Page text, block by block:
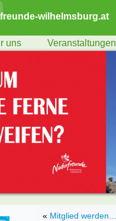
wilhelmsburg.at
uns Veranstaltungen
« Mitglied werden…